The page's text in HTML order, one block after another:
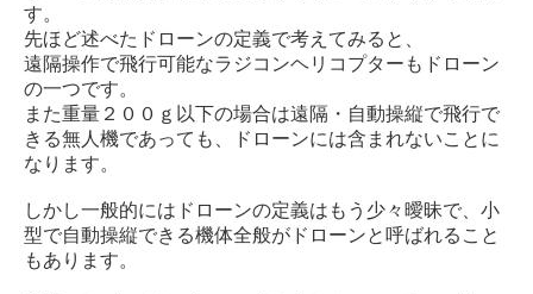
す。
先ほど述べたドローンの定義で考えてみると、
遠隔操作で飛行可能なラジコンヘリコプターもドローン
の一つです。
また重量２００ｇ以下の場合は遠隔・自動操縦で飛行で
きる無人機であっても、ドローンには含まれないことに
なります。
しかし一般的にはドローンの定義はもう少々曖昧で、小
型で自動操縦できる機体全般がドローンと呼ばれること
もあります。